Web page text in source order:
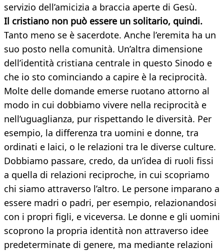
servizio dell’amicizia a braccia aperte di Gesù.
Il cristiano non può essere un solitario, quindi.
Tanto meno se è sacerdote. Anche l’eremita ha un
suo posto nella comunità. Un’altra dimensione
dell’identità cristiana centrale in questo Sinodo e
che io sto cominciando a capire è la reciprocità.
Molte delle domande emerse ruotano attorno al
modo in cui dobbiamo vivere nella reciprocità e
nell’uguaglianza, pur rispettando le diversità. Per
esempio, la differenza tra uomini e donne, tra
ordinati e laici, o le relazioni tra le diverse culture.
Dobbiamo passare, credo, da un’idea di ruoli fissi
a quella di relazioni reciproche, in cui scopriamo
chi siamo attraverso l’altro. Le persone imparano a
essere madri o padri, per esempio, relazionandosi
con i propri figli, e viceversa. Le donne e gli uomini
scoprono la propria identità non attraverso idee
predeterminate di genere, ma mediante relazioni